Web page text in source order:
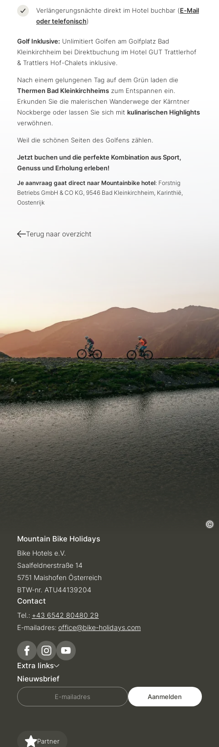
Verlängerungsnächte direkt im Hotel buchbar (E-Mail
oder telefonisch)
Golf Inklusive: Unlimitiert Golfen am Golfplatz Bad
Kleinkirchheim bei Direktbuchung im Hotel GUT Trattlerhof
& Trattlers Hof-Chalets inklusive.
Nach einem gelungenen Tag auf dem Grün laden die
Thermen Bad Kleinkirchheims zum Entspannen ein.
Erkunden Sie die malerischen Wanderwege der Kärntner
Nockberge oder lassen Sie sich mit kulinarischen Highlights
verwöhnen.
Weil die schönen Seiten des Golfens zählen.
Jetzt buchen und die perfekte Kombination aus Sport,
Genuss und Erholung erleben!
Je aanvraag gaat direct naar Mountainbike hotel: Forstnig
Betriebs GmbH & CO KG, 9546 Bad Kleinkirchheim, Karinthië,
Oostenrijk
Terug naar overzicht
Mountain Bike Holidays
Bike Hotels e.V.
Saalfeldnerstraße 14
5751 Maishofen Österreich
BTW-nr. ATU44139204
Contact
Tel.: +43 6542 80480 29
E-mailadres: office@bike-holidays.com
Extra links
Nieuwsbrief
E-mailadres Aanmelden
Partner